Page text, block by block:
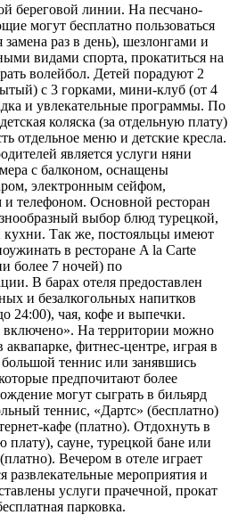
береговой линии. На песчано-
могут бесплатно пользоваться
раз в день), шезлонгами и
видами спорта, прокатиться на
волейбол. Детей порадуют 2
с 3 горками, мини-клуб (от 4
и увлекательные программы. По
коляска (за отдельную плату)
отдельное меню и детские кресла.
является услуги няни
с балконом, оснащены
электронным сейфом,
телефоном. Основной ресторан
выбор блюд турецкой,
кухни. Так же, постояльцы имеют
в ресторане A la Carte
более 7 ночей) по
В барах отеля предоставлен
и безалкогольных напитков
24:00), чая, кофе и выпечки.
включено». На территории можно
аквапарке, фитнес-центре, играя в
теннис или занявшись
предпочитают более
могут сыграть в бильярд
теннис, «Дартс» (бесплатно)
кафе (платно). Отдохнуть в
плату), сауне, турецкой бане или
Вечером в отеле играет
развлекательные мероприятия и
услуги прачечной, прокат
парковка.